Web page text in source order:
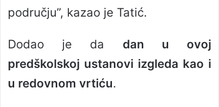
području”, kazao je Tatić.
Dodao je da dan u ovoj
predškolskoj ustanovi izgleda kao i
u redovnom vrtiću.